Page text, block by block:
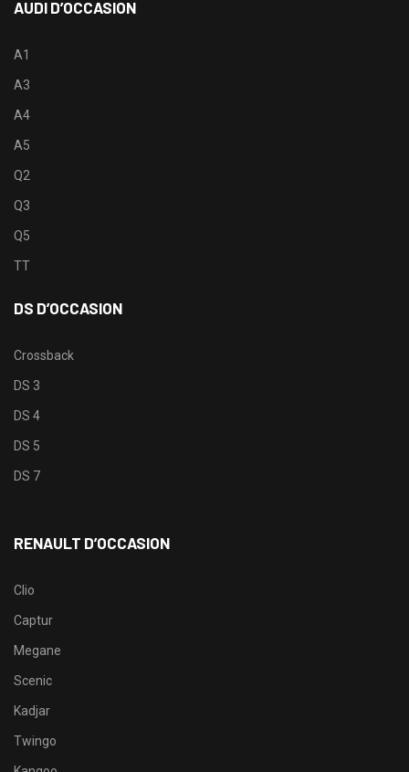
AUDI D’OCCASION
A1
A3
A4
A5
Q2
Q3
Q5
TT
DS D’OCCASION
Crossback
DS 3
DS 4
DS 5
DS 7
RENAULT D’OCCASION
Clio
Captur
Megane
Scenic
Kadjar
Twingo